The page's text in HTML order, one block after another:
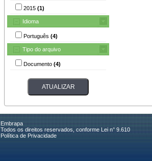
2015 (1)
Idioma
Português (4)
Tipo do arquivo
Documento (4)
Embrapa
Todos os direitos reservados, conforme Lei n° 9.610
Política de Privacidade